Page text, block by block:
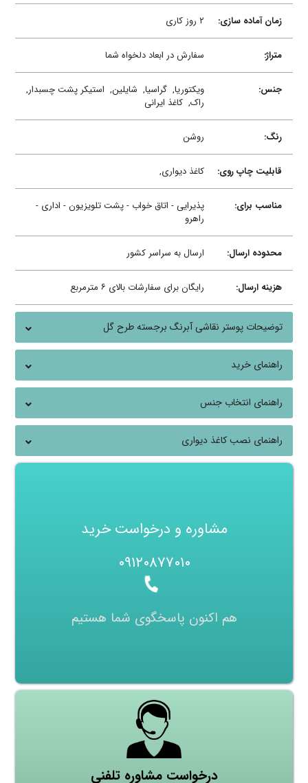
زمان آماده سازی: ۲ روز کاری
متراژ: سفارش در ابعاد دلخواه شما
جنس: ویکتوریا,گراسیا, شایلین, استیکر پشت چسبدار,
راک,کاغذ ایرانی
رنگ: روشن
قابلیت چاپ روی: کاغذ دیواری,
مناسب برای:
پذیرایی - اتاق خواب - پشت تلویزیون - اداری -
راهرو
محدوده ارسال: ارسال به سراسر کشور
هزینه ارسال: رایگان برای سفارشات بالای ۶ مترمربع
توضیحات پوستر نقاشی آبرنگ برجسته طرح گل
راهنمای خرید
راهنمای انتخاب جنس
راهنمای نصب کاغذ دیواری
مشاوره و درخواست خرید
۰۹۱۲۰۸۷۷۰۱۰
هم اکنون پاسخگوی شما هستیم
درخواست مشاوره تلفنی